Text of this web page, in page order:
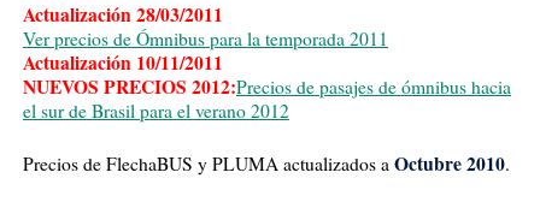
Actualización 28/03/2011
Ver precios de Ómnibus para la temporada 2011
Actualización 10/11/2011
NUEVOS PRECIOS 2012:Precios de pasajes de ómnibus hacia
el sur de Brasil para el verano 2012
Precios de FlechaBUS y PLUMA actualizados a Octubre 2010.